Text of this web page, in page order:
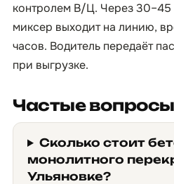
контролем В/Ц. Через 30–45
миксер выходит на линию,
часов. Водитель передаёт
при выгрузке.
Частые вопросы
Сколько стоит
монолитного
Ульяновке?